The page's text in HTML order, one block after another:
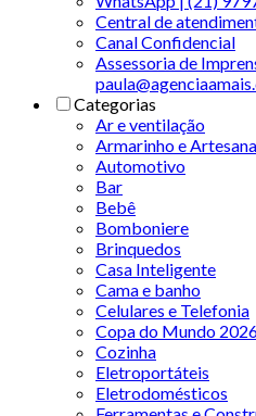
Central de
Canal Confidencial
Assessoria de
Categorias
Ar e ventilação
Armarinho e
Automotivo
Bar
Bebê
Bomboniere
Brinquedos
Casa Inteligente
Cama e banho
Celulares e Telefonia
Copa do Mundo
Cozinha
Eletroportáteis
Eletrodomésticos